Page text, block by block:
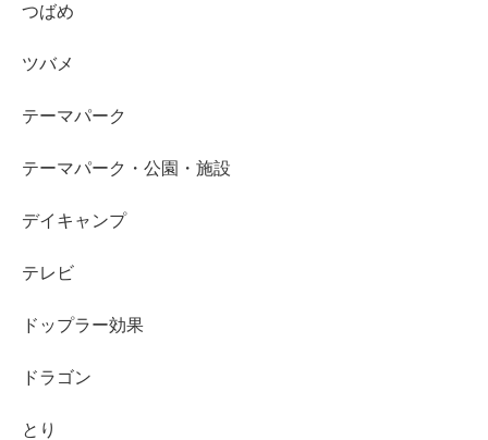
つばめ
ツバメ
テーマパーク
テーマパーク・公園・施設
デイキャンプ
テレビ
ドップラー効果
ドラゴン
とり